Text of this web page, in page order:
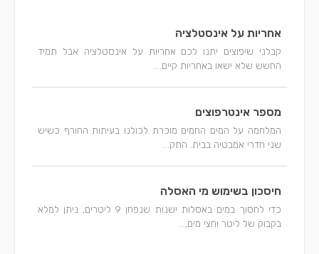
אחריות על אינסטלציה
קבלני שיפוצים יתנו לכם אחריות על אינסטלציה אבל תמיד
החשש שלא ישאו באחריות קיים....
מספר אינטרפוצים
המלחמה על המים החמים מוכרת לכולנו בעיתות החורף כשיש
שני חדרי אמבטיה בבית. התק...
חיסכון בשימוש מי האסלה
כדי לחסוך במים באסלות ישנות שנפחן 9 ליטרים, ניתן למלא
בקבוק של ליטר וחצי מים,...